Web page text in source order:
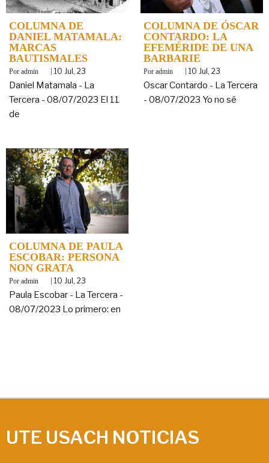
COLUMNA DE
DANIEL MATAMALA:
MARCAS
BAUTISMALES
By admin | 10 Jul, 23
Daniel Matamala - La
Tercera - 08/07/2023 El 11
de
COLUMNA DE ÓSCAR
CONTARDO: LA
EFEMÉRIDE DE UNA
BARBARIE
By admin | 10 Jul, 23
Oscar Contardo - La Tercera
- 08/07/2023 Yo no sé
COLUMNA DE PAULA
ESCOBAR: PERSONA
NON GRATA
By admin 10 Jul, 23
Paula Escobar - La Tercera -
08/07/2023 Lo primero: en
UTE USACH NOTICIAS